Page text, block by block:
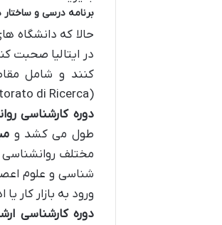
برنامه درسی و
حالا که دانشگاه
در ایتالیا صحبت
(Dottorato di Ricerca) می شوند.
دوره کارشناسی
طول می کشد و
مختلف
شناسی و علوم
ورود به بازار کار
دوره کارشناسی